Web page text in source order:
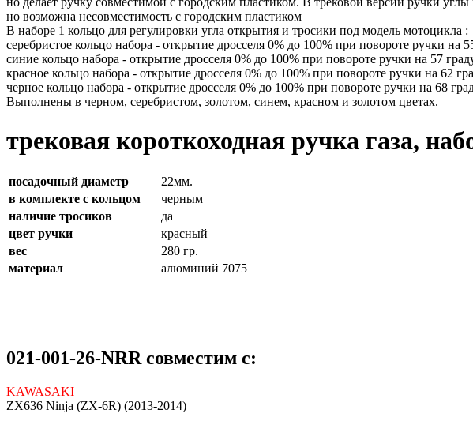
но возможна несовместимость с городским пластиком
В наборе 1 кольцо для регулировки угла открытия и тросики под модель мотоцикла :
серебристое кольцо набора - открытие дросселя 0% до 100% при повороте ручки на
синие кольцо набора - открытие дросселя 0% до 100% при повороте ручки на 57
красное кольцо набора - открытие дросселя 0% до 100% при повороте ручки на 62
черное кольцо набора - открытие дросселя 0% до 100% при повороте ручки на 68
Выполнены в черном, серебристом, золотом, синем, красном и золотом цветах.
трековая короткоходная ручка газа,
посадочный диаметр
22мм.
в комплекте с кольцом
черным
наличие тросиков
да
цвет ручки
красный
вес
280 гр.
материал
алюминий 7075
021-001-26-NRR совместим с:
KAWASAKI
ZX636 Ninja (ZX-6R) (2013-2014)